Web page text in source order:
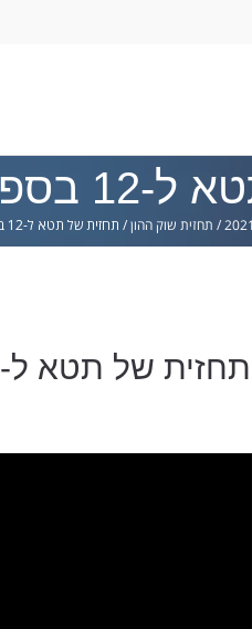
2021
/ תחזית שוק ההון/ תחזית של תטא ל-12 בספטמבר 2021
תחזית של תטא ל-12 בספטמבר 2021